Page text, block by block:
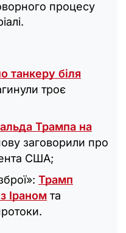
процесу
танкеру біля
троє
Трампа на
заговорили про
США;
Трамп
Іраном та